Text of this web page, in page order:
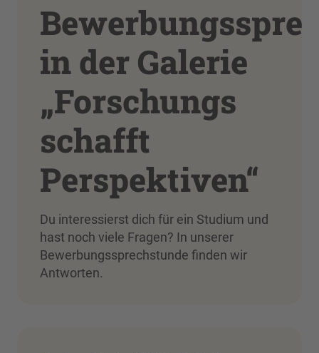
in der Galerie
„Forschungs
schafft
Perspektiven“
Du interessierst dich für ein Studium und
hast noch viele Fragen? In unserer
Bewerbungssprechstunde finden wir
Antworten.